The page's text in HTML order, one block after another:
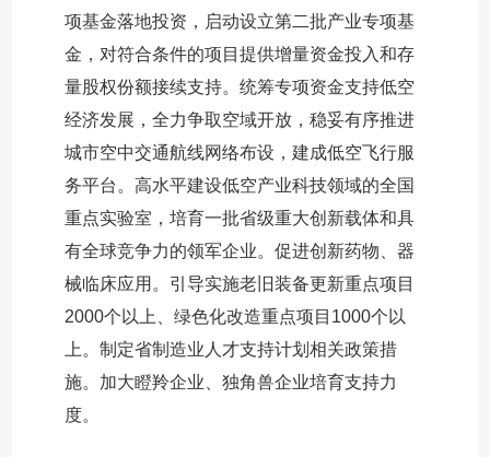
项基金落地投资，启动设立第二批产业专项基
金，对符合条件的项目提供增量资金投入和存
量股权份额接续支持。统筹专项资金支持低空
经济发展，全力争取空域开放，稳妥有序推进
城市空中交通航线网络布设，建成低空飞行服
务平台。高水平建设低空产业科技领域的全国
重点实验室，培育一批省级重大创新载体和具
有全球竞争力的领军企业。促进创新药物、器
械临床应用。引导实施老旧装备更新重点项目
2000个以上、绿色化改造重点项目1000个以
上。制定省制造业人才支持计划相关政策措
施。加大瞪羚企业、独角兽企业培育支持力
度。